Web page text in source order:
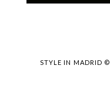
STYLE IN MADRID ©